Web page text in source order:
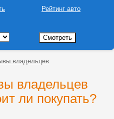
Рейтинг авто
владельцев
владельцев
ли покупать?